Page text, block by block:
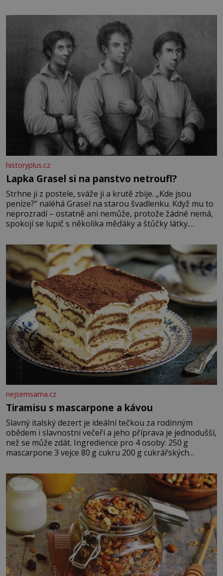
bez které si českou zahradu ani nedokážeme představit.
historyplus.cz
Lapka Grasel si na panstvo netroufl?
Strhne ji z postele, sváže ji a krutě zbije. „Kde jsou
peníze?“ naléhá Grasel na starou švadlenku. Když mu to
neprozradí – ostatně ani nemůže, protože žádné nemá,
spokojí se lupič s několika měďáky a štůčky látky.
krutý. Jeho činy budí hrůzu ještě dlouho po jeho smrti
nejsemsama.cz
Tiramisu s mascarpone a kávou
Slavný italský dezert je ideální tečkou za rodinným
obědem i slavnostní večeří a jeho příprava je jednodušší,
než se může zdát. Ingredience pro 4 osoby: 250 g
mascarpone 3 vejce 80 g cukru 200 g cukrářských
posypání Postup: Oddělte žloutky od bílků. Žloutky
vyšlehejte s cukrem do světlé pěny a postupně do nich
vmíchejte mascarpone, aby vznikl hladký